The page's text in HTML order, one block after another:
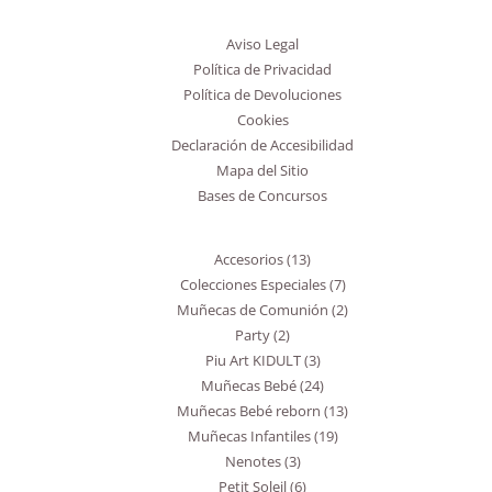
Aviso Legal
Política de Privacidad
Política de Devoluciones
Cookies
Declaración de Accesibilidad
Mapa del Sitio
Bases de Concursos
Accesorios 13
Colecciones Especiales 7
Muñecas de Comunión 2
Party 2
Piu Art KIDULT 3
Muñecas Bebé 24
Muñecas Bebé reborn 13
Muñecas Infantiles 19
Nenotes 3
Petit Soleil 6